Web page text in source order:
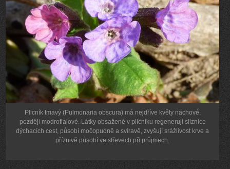
Plicník tmavý (Pulmonaria obscura) má nejdříve květy nachové,
později modrofialové. Látky obsažené v plicníku regenerují sliznice
dýchacích cest, působí močopudně a svíravě, zvyšují srážlivost krve a
příznivě působí ve střevech při průjmech.